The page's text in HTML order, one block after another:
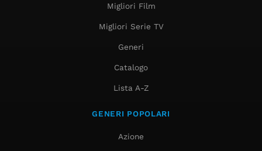
Migliori Film
Migliori Serie TV
Generi
Catalogo
Lista A-Z
GENERI POPOLARI
Azione